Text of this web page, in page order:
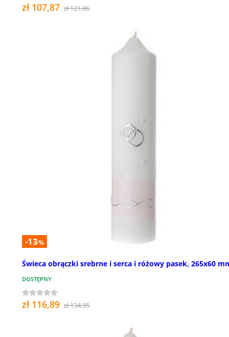
zł 107,87 zł 121,86
-13%
Świeca obrączki srebrne i serca i różowy pasek, 265x60
DOSTĘPNY
zł 116,89 zł 134,95